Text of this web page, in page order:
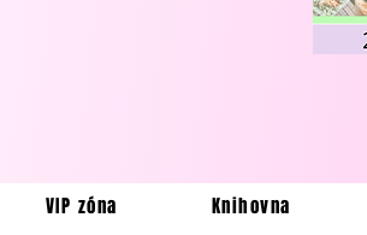
VIP zóna Knihovna